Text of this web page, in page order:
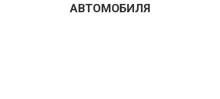
АВТОМОБИЛЯ